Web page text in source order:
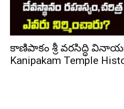
కాణిపాకం శ్రీ వరసిద్ధి
Kanipakam Temple